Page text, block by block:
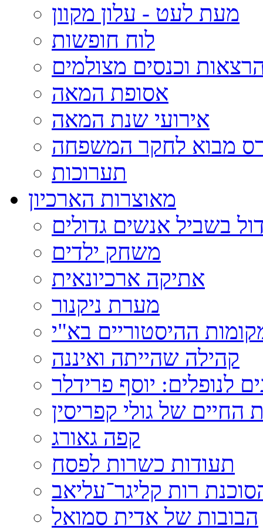
מעת לעט - עלון מקוון
לוח חופשות
וכנסים מצולמים
אסופת המאה
אירועי שנת המאה
מבוא לחקר המשפחה
תערוכות
מאוצרות הארכיון
בשביל אנשים גדולים
משחק ילדים
אתיקה ארכיונאית
מערת ניקנור
ההיסטוריים בא"י
קהילה שהייתה ואיננה
לנופלים: יוסף פרידלר
החיים של גולי קפריסין
קפה גאורג
תעודות כשרות לפסח
רות קליגר־עליאב
הבובות של אדית סמואל